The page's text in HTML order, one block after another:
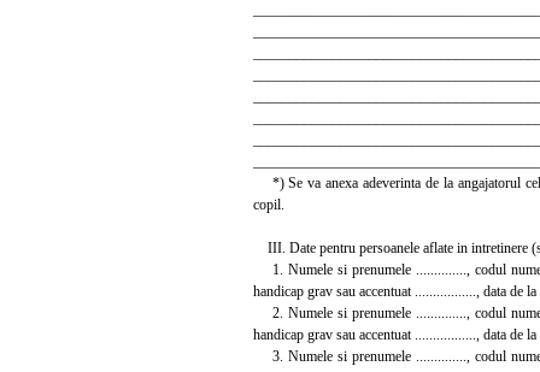
*) Se va anexa adeverinta de la angajatorul
copil.
III. Date pentru persoanele aflate in intretinere
1. Numele si prenumele .............., codul
handicap grav sau accentuat ................., data de
2. Numele si prenumele .............., codul
handicap grav sau accentuat ................., data de
3. Numele si prenumele .............., codul